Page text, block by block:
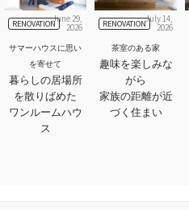
RENOVATIONJune 29,
2026
サマーハウスに思い
を寄せて
暮らしの居場所
を散りばめた
ワンルームハウ
ス
RENOVATIONJuly 14,
2026
茶室のある家
趣味を楽しみな
がら
家族の距離が近
づく住まい